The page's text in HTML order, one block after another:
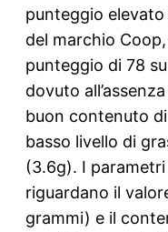
punteggio elevato
del marchio
punteggio di 78
dovuto
buon contenuto
basso livello di
(3.6g). I
riguardano il
grammi) e il